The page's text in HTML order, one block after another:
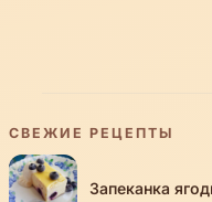
СВЕЖИЕ РЕЦЕПТЫ
Запеканка